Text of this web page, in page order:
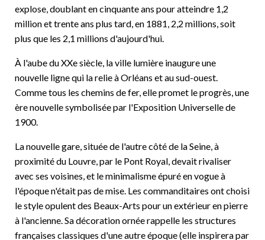
explose, doublant en cinquante ans pour atteindre 1,2
million et trente ans plus tard, en 1881, 2,2 millions, soit
plus que les 2,1 millions d'aujourd'hui.
À l'aube du XXe siècle, la ville lumière inaugure une
nouvelle ligne qui la relie à Orléans et au sud-ouest.
Comme tous les chemins de fer, elle promet le progrès, une
ère nouvelle symbolisée par l'Exposition Universelle de
1900.
La nouvelle gare, située de l'autre côté de la Seine, à
proximité du Louvre, par le Pont Royal, devait rivaliser
avec ses voisines, et le minimalisme épuré en vogue à
l'époque n'était pas de mise. Les commanditaires ont choisi
le style opulent des Beaux-Arts pour un extérieur en pierre
à l'ancienne. Sa décoration ornée rappelle les structures
françaises classiques d'une autre époque (elle inspirera par